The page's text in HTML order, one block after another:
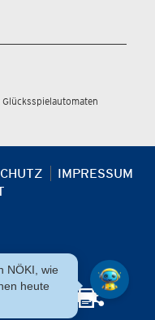
IMPRESSUM
NÖKI, wie
heute